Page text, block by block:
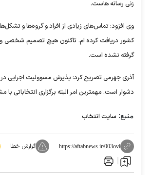
زنی رسانه هاست.
وی افزود: تماس‌های زیادی از افراد و گروه‌ها و
کشور دریافت کرده ام. تاکنون هیچ تصمیم شخصی
گرفته نشده است.
آذری جهرمی تصریح کرد: پذیرش مسوولیت اجرایی در
دشوار است. مهمترین امر البته برگزاری انتخاباتی با
منبع: سایت انتخاب
https://aftabnews.ir/003ovi گزارش خطا